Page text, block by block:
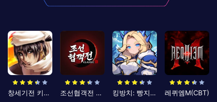
창세기전 키우기 조선협객전 클래식 킹방치: 빵지의 제왕 레퀴엠M(CBT)